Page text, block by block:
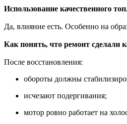
Использование качественного
Да, влияние есть. Особенно на
Как понять, что ремонт сделали
После восстановления:
обороты должны
исчезают подергивания;
мотор ровно работает на